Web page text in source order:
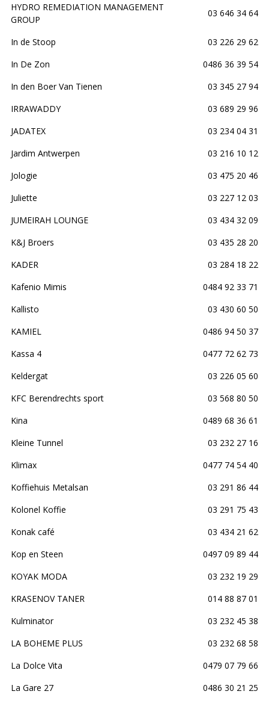
HYDRO REMEDIATION MANAGEMENT
GROUP
03 646 34 64
In de Stoop
03 226 29 62
In De Zon
0486 36 39 54
In den Boer Van Tienen
03 345 27 94
IRRAWADDY
03 689 29 96
JADATEX
03 234 04 31
Jardim Antwerpen
03 216 10 12
Jologie
03 475 20 46
Juliette
03 227 12 03
JUMEIRAH LOUNGE
03 434 32 09
K&J Broers
03 435 28 20
KADER
03 284 18 22
Kafenio Mimis
0484 92 33 71
Kallisto
03 430 60 50
KAMIEL
0486 94 50 37
Kassa 4
0477 72 62 73
Keldergat
03 226 05 60
KFC Berendrechts sport
03 568 80 50
Kina
0489 68 36 61
Kleine Tunnel
03 232 27 16
Klimax
0477 74 54 40
Koffiehuis Metalsan
03 291 86 44
Kolonel Koffie
03 291 75 43
Konak café
03 434 21 62
Kop en Steen
0497 09 89 44
KOYAK MODA
03 232 19 29
KRASENOV TANER
014 88 87 01
Kulminator
03 232 45 38
LA BOHEME PLUS
03 232 68 58
La Dolce Vita
0479 07 79 66
La Gare 27
0486 30 21 25